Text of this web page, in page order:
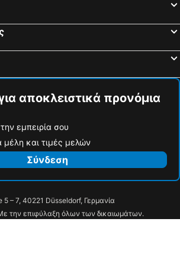
αποκλειστικά προνόμια
εμπειρία σου
μέλη και τιμές μελών
Σύνδεση
5 – 7, 40221 Düsseldorf, Γερμανία
την επιφύλαξη όλων των δικαιωμάτων.